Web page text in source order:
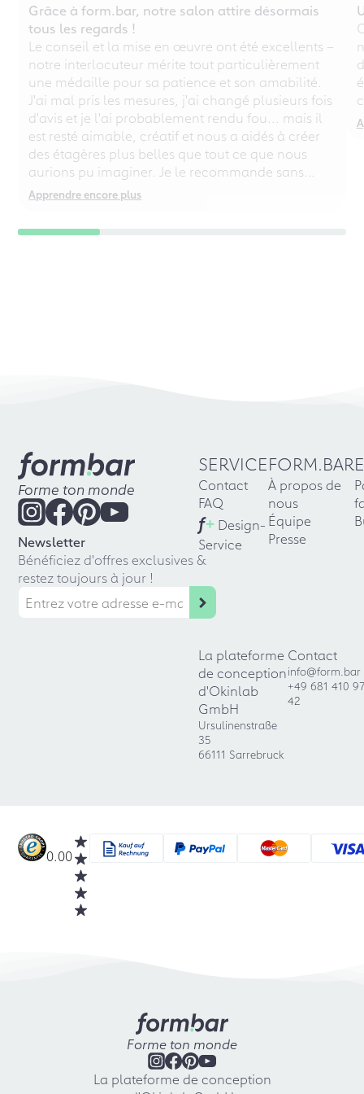
Grâce à form.bar, notre salon attire désormais
tous les regards !
Le conseil et la mise en œuvre ont été excellents –
notre interlocuteur mérite tout particulièrement
une médaille pour sa patience et son amabilité.
J'ai mal pris les mesures, j'ai changé plusieurs fois
d'avis et je l'ai probablement rendu fou... mais il
est resté aimable, créatif et nous a aidés à créer
des étagères plus belles que tout ce que nous
aurions pu imaginer. Je le recommande sans
réserve, même aux perfectionnistes chaotiques !
Apprendre encore plus
Forme ton monde
Newsletter
Bénéficiez d'offres exclusives &
restez toujours à jour !
SERVICE
Contact
FAQ
f+ Design-
Service
FORM.BAR
À propos de
nous
Équipe
Presse
La plateforme
de conception
d'Okinlab
GmbH
Ursulinenstraße
35
66111 Sarrebruck
Contact
info@form.bar
+49 681 410
42
0.00
Forme ton monde
La plateforme de conception